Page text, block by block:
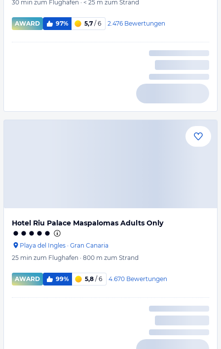
30 min zum Flughafen · < 25 m zum Strand
AWARD 97% 5,7 / 6 2.476 Bewertungen
Hotel Riu Palace Maspalomas Adults Only
Playa del Ingles · Gran Canaria
25 min zum Flughafen · 800 m zum Strand
AWARD 99% 5,8 / 6 4.670 Bewertungen